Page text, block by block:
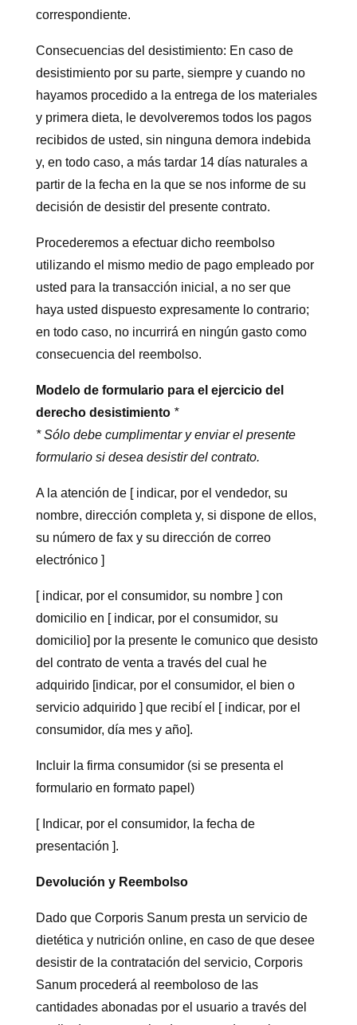
correspondiente.
Consecuencias del desistimiento: En caso de
desistimiento por su parte, siempre y cuando no
hayamos procedido a la entrega de los materiales
y primera dieta, le devolveremos todos los pagos
recibidos de usted, sin ninguna demora indebida
y, en todo caso, a más tardar 14 días naturales a
partir de la fecha en la que se nos informe de su
decisión de desistir del presente contrato.
Procederemos a efectuar dicho reembolso
utilizando el mismo medio de pago empleado por
usted para la transacción inicial, a no ser que
haya usted dispuesto expresamente lo contrario;
en todo caso, no incurrirá en ningún gasto como
consecuencia del reembolso.
Modelo de formulario para el ejercicio del
derecho desistimiento*
* Sólo debe cumplimentar y enviar el presente
formulario si desea desistir del contrato.
A la atención de [ indicar, por el vendedor, su
nombre, dirección completa y, si dispone de ellos,
su número de fax y su dirección de correo
electrónico ]
[ indicar, por el consumidor, su nombre ] con
domicilio en [ indicar, por el consumidor, su
domicilio] por la presente le comunico que desisto
del contrato de venta a través del cual he
adquirido [indicar, por el consumidor, el bien o
servicio adquirido ] que recibí el [ indicar, por el
consumidor, día mes y año].
Incluir la firma consumidor (si se presenta el
formulario en formato papel)
[ Indicar, por el consumidor, la fecha de
presentación ].
Devolución y Reembolso
Dado que Corporis Sanum presta un servicio de
dietética y nutrición online, en caso de que desee
desistir de la contratación del servicio, Corporis
Sanum procederá al reemboloso de las
cantidades abonadas por el usuario a través del